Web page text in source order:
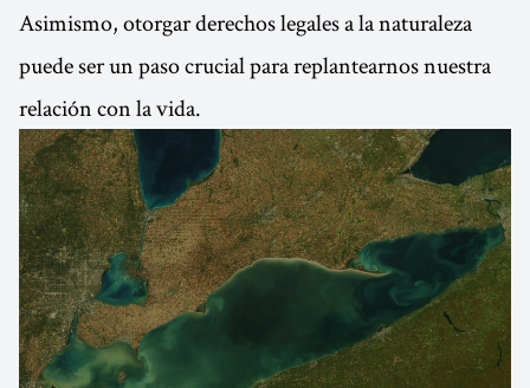
Asimismo, otorgar derechos legales a la naturaleza
puede ser un paso crucial para replantearnos nuestra
relación con la vida.